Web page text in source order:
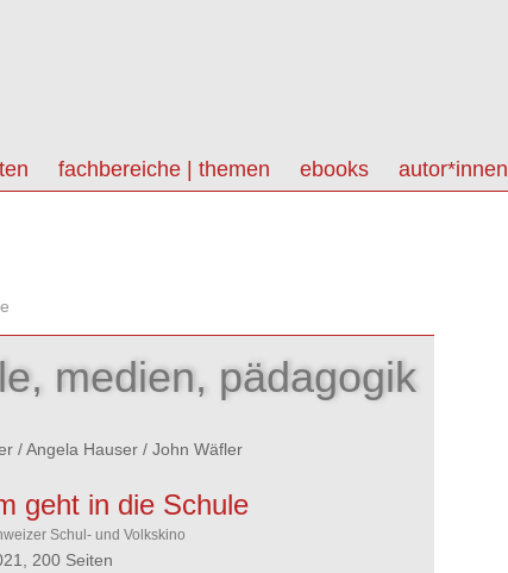
fachbereiche | themen ebooks autor*innen
medien, pädagogik
/Angela Hauser / John Wäfler
geht in die Schule
Schul- und Volkskino
200 Seiten